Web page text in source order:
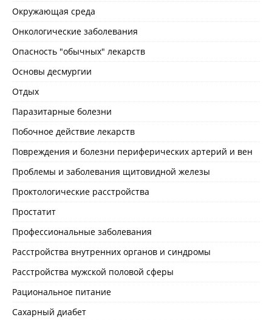
Окружающая среда
Онкологические заболевания
Опасность "обычных" лекарств
Основы десмургии
Отдых
Паразитарные болезни
Побочное действие лекарств
Повреждения и болезни периферических артерий и вен
Проблемы и заболевания щитовидной железы
Проктологические расстройства
Простатит
Профессиональные заболевания
Расстройства внутренних органов и синдромы
Расстройства мужской половой сферы
Рациональное питание
Сахарный диабет